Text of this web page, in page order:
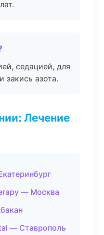
седацией, для
закись азота.
Лечение
— Москва
— Ставрополь